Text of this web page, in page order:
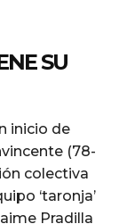
SU
inicio de
(78-
colectiva
‘taronja’
Pradilla